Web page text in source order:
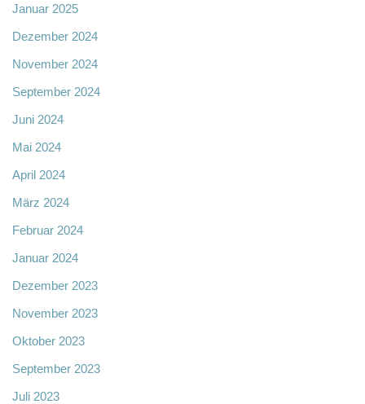
Januar 2025
Dezember 2024
November 2024
September 2024
Juni 2024
Mai 2024
April 2024
März 2024
Februar 2024
Januar 2024
Dezember 2023
November 2023
Oktober 2023
September 2023
Juli 2023